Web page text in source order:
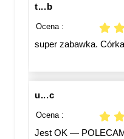
t...b
Ocena :
super zabawka.
u...c
Ocena :
Jest OK —